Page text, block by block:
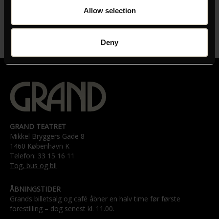
Allow selection
Deny
SPROG
Italiensk og fransk med engelske undertekster
GRAND TEATRET
Mikkel Bryggers Gade 8
1460 København K
Telefon: 33 15 16 11
Tog, bus og bil
ÅBNINGSTIDER
Grands billetsalg og café åbner en halv time før første
forestilling – dog senest kl. 11.00.